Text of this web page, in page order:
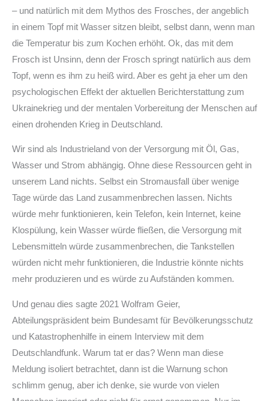
– und natürlich mit dem Mythos des Frosches, der angeblich
in einem Topf mit Wasser sitzen bleibt, selbst dann, wenn man
die Temperatur bis zum Kochen erhöht. Ok, das mit dem
Frosch ist Unsinn, denn der Frosch springt natürlich aus dem
Topf, wenn es ihm zu heiß wird. Aber es geht ja eher um den
psychologischen Effekt der aktuellen Berichterstattung zum
Ukrainekrieg und der mentalen Vorbereitung der Menschen auf
einen drohenden Krieg in Deutschland.
Wir sind als Industrieland von der Versorgung mit Öl, Gas,
Wasser und Strom abhängig. Ohne diese Ressourcen geht in
unserem Land nichts. Selbst ein Stromausfall über wenige
Tage würde das Land zusammenbrechen lassen. Nichts
würde mehr funktionieren, kein Telefon, kein Internet, keine
Klospülung, kein Wasser würde fließen, die Versorgung mit
Lebensmitteln würde zusammenbrechen, die Tankstellen
würden nicht mehr funktionieren, die Industrie könnte nichts
mehr produzieren und es würde zu Aufständen kommen.
Und genau dies sagte 2021 Wolfram Geier,
Abteilungspräsident beim Bundesamt für Bevölkerungsschutz
und Katastrophenhilfe in einem Interview mit dem
Deutschlandfunk. Warum tat er das? Wenn man diese
Meldung isoliert betrachtet, dann ist die Warnung schon
schlimm genug, aber ich denke, sie wurde von vielen